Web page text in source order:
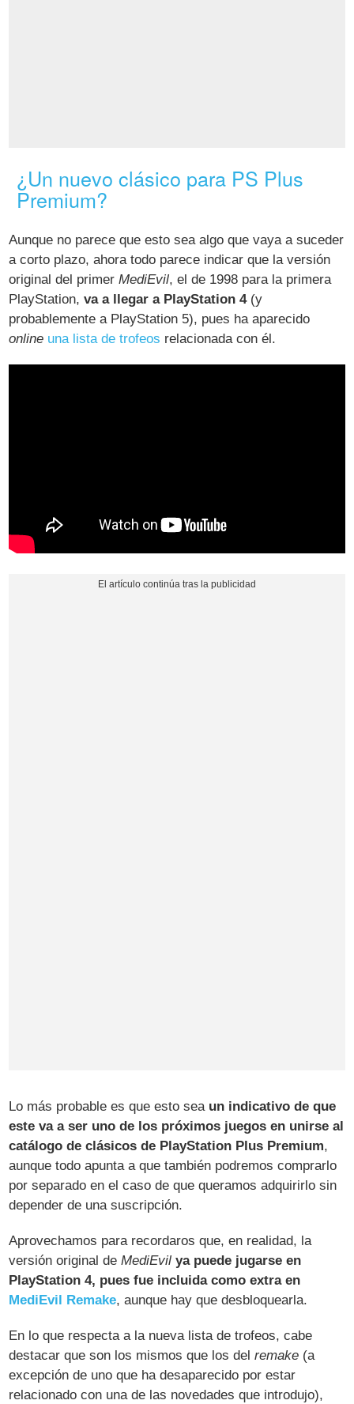
¿Un nuevo clásico para PS Plus
Premium?
Aunque no parece que esto sea algo que vaya a suceder
a corto plazo, ahora todo parece indicar que la versión
original del primerMediEvil, el de 1998 para la primera
PlayStation,va a llegar a PlayStation 4(y
probablemente a PlayStation 5), pues ha aparecido
online una lista de trofeos relacionada con él.
Lo más probable es que esto sea un indicativo de que
este va a ser uno de los próximos juegos en unirse al
catálogo de clásicos de PlayStation Plus Premium,
aunque todo apunta a que también podremos comprarlo
por separado en el caso de que queramos adquirirlo sin
depender de una suscripción.
Aprovechamos para recordaros que, en realidad, la
versión original deMediEvil ya puede jugarse en
PlayStation 4, pues fue incluida como extra en
MediEvil Remake, aunque hay que desbloquearla.
En lo que respecta a la nueva lista de trofeos, cabe
destacar que son los mismos que los delremake (a
excepción de uno que ha desaparecido por estar
relacionado con una de las novedades que introdujo),